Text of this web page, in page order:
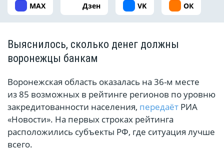
MAX Дзен VK ОК
Выяснилось, сколько денег должны
воронежцы банкам
Воронежская область оказалась на 36-м месте
из 85 возможных в рейтинге регионов по уровню
закредитованности населения, передаёт РИА
«Новости». На первых строках рейтинга
расположились субъекты РФ, где ситуация лучше
всего.